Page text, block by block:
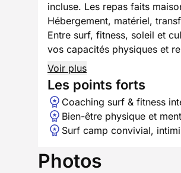
incluse. Les repas faits
Hébergement, matériel,
Entre surf, fitness, soleil et
vos capacités physiques et
Voir plus
Les points forts
Coaching surf & fitness
Bien-être physique et
Surf camp convivial,
Photos